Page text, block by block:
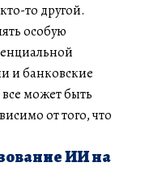
то другой.
особую
и банковские
может быть
от того, что
ИИ на